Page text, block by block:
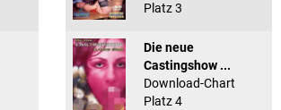
Platz 3
Die neue
Castingshow ...
Download-Chart
Platz 4